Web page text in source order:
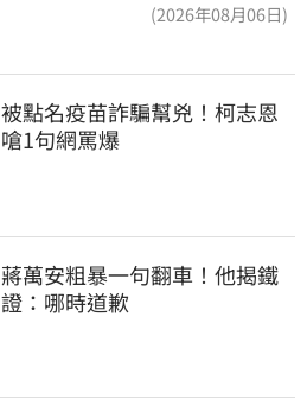
(2026年08月06日)
被點名疫苗詐騙幫兇！柯志恩
嗆1句網罵爆
蔣萬安粗暴一句翻車！他揭鐵
證：哪時道歉